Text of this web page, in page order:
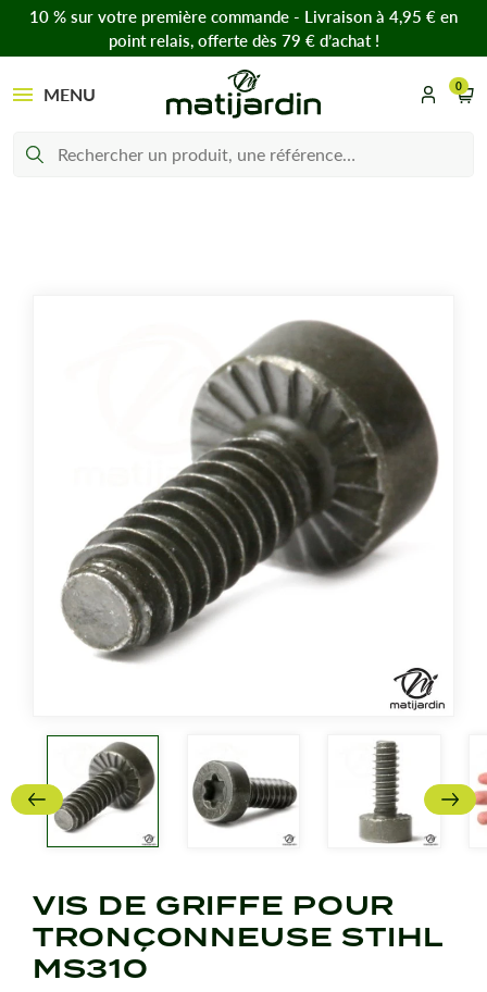
10 % sur votre première commande - Livraison à 4,95 € en
point relais, offerte dès 79 € d’achat !
MENU 0
VIS DE GRIFFE POUR
TRONÇONNEUSE STIHL
MS310